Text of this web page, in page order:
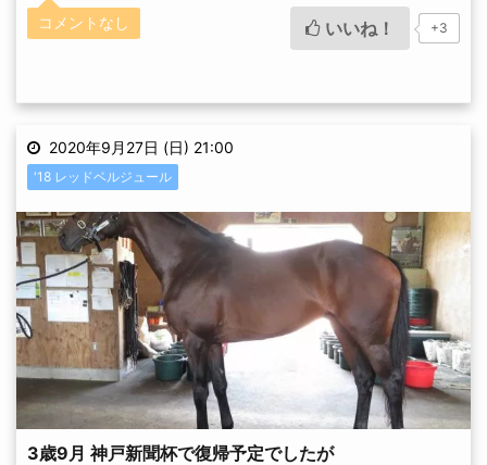
コメントなし いいね！ +3
2020年9月27日 (日) 21:00
'18 レッドベルジュール
3歳9月 神戸新聞杯で復帰予定でしたが